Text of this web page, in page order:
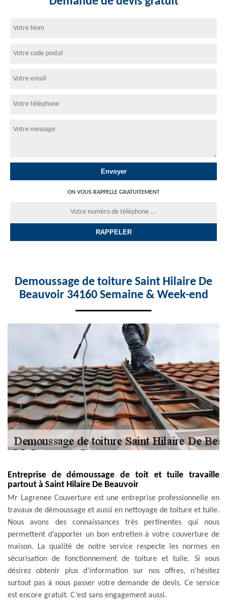
ON VOUS RAPPELLE GRATUITEMENT
Demoussage de toiture Saint Hilaire De
Beauvoir 34160 Semaine & Week-end
Entreprise de démoussage de toit et tuile travaille
partout à Saint Hilaire De Beauvoir
Mr Lagrenee Couverture est une entreprise professionnelle en
travaux de démoussage et aussi en nettoyage de toiture et tuile.
Nous avons des connaissances très pertinentes qui nous
permettent d’apporter un bon entretien à votre couverture de
maison. La qualité de notre service respecte les normes en
sécurisation de fonctionnement de toiture et tuile. Si vous
désirez obtenir plus d’information sur nos offres, n’hésitez
surtout pas à nous passer votre demande de devis. Ce service
est encore gratuit. C’est sans engagement aussi.